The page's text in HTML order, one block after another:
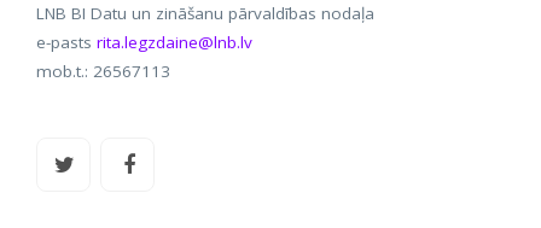
LNB BI Datu un zināšanu pārvaldības nodaļa
e-pasts rita.legzdaine@lnb.lv
mob.t.: 26567113